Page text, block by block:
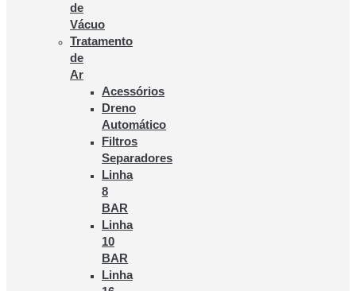
de
Vácuo
Tratamento
de
Ar
Acessórios
Dreno
Automático
Filtros
Separadores
Linha
8
BAR
Linha
10
BAR
Linha